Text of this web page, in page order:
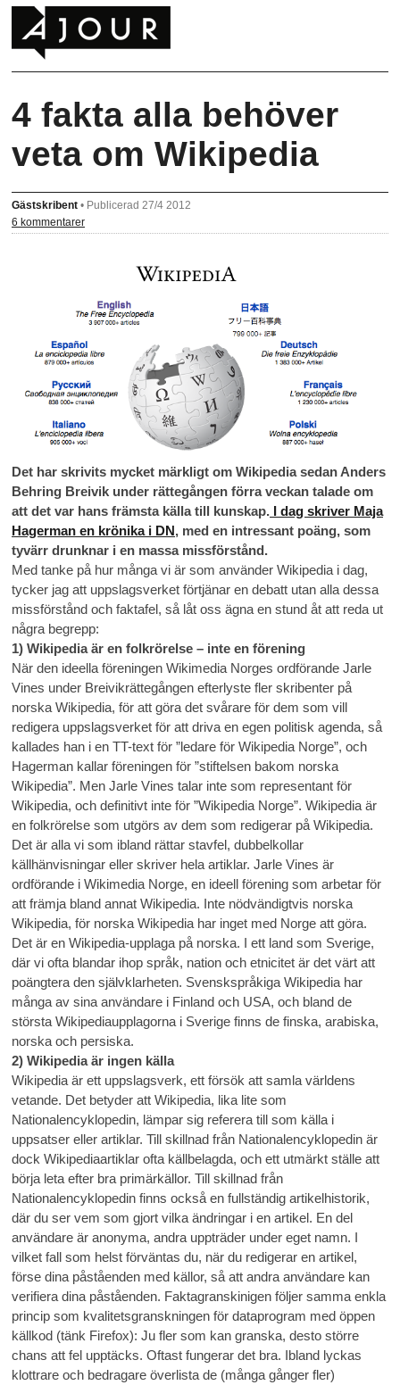
4 fakta alla behöver
veta om Wikipedia
Gästskribent • Publicerad 27/4 2012
6 kommentarer
Det har skrivits mycket märkligt om Wikipedia sedan Anders
Behring Breivik under rättegången förra veckan talade om
att det var hans främsta källa till kunskap. I dag skriver Maja
Hagerman en krönika i DN, med en intressant poäng, som
tyvärr drunknar i en massa missförstånd.
Med tanke på hur många vi är som använder Wikipedia i dag,
tycker jag att uppslagsverket förtjänar en debatt utan alla dessa
missförstånd och faktafel, så låt oss ägna en stund åt att reda ut
några begrepp:
1) Wikipedia är en folkrörelse – inte en förening
När den ideella föreningen Wikimedia Norges ordförande Jarle
Vines under Breivikrättegången efterlyste fler skribenter på
norska Wikipedia, för att göra det svårare för dem som vill
redigera uppslagsverket för att driva en egen politisk agenda, så
kallades han i en TT-text för ”ledare för Wikipedia Norge”, och
Hagerman kallar föreningen för ”stiftelsen bakom norska
Wikipedia”. Men Jarle Vines talar inte som representant för
Wikipedia, och definitivt inte för ”Wikipedia Norge”. Wikipedia är
en folkrörelse som utgörs av dem som redigerar på Wikipedia.
Det är alla vi som ibland rättar stavfel, dubbelkollar
källhänvisningar eller skriver hela artiklar. Jarle Vines är
ordförande i Wikimedia Norge, en ideell förening som arbetar för
att främja bland annat Wikipedia. Inte nödvändigtvis norska
Wikipedia, för norska Wikipedia har inget med Norge att göra.
Det är en Wikipedia-upplaga på norska. I ett land som Sverige,
där vi ofta blandar ihop språk, nation och etnicitet är det värt att
poängtera den självklarheten. Svenskspråkiga Wikipedia har
många av sina användare i Finland och USA, och bland de
största Wikipediaupplagorna i Sverige finns de finska, arabiska,
norska och persiska.
2) Wikipedia är ingen källa
Wikipedia är ett uppslagsverk, ett försök att samla världens
vetande. Det betyder att Wikipedia, lika lite som
Nationalencyklopedin, lämpar sig referera till som källa i
uppsatser eller artiklar. Till skillnad från Nationalencyklopedin är
dock Wikipediaartiklar ofta källbelagda, och ett utmärkt ställe att
börja leta efter bra primärkällor. Till skillnad från
Nationalencyklopedin finns också en fullständig artikelhistorik,
där du ser vem som gjort vilka ändringar i en artikel. En del
användare är anonyma, andra uppträder under eget namn. I
vilket fall som helst förväntas du, när du redigerar en artikel,
förse dina påståenden med källor, så att andra användare kan
verifiera dina påståenden. Faktagranskinigen följer samma enkla
princip som kvalitetsgranskningen för dataprogram med öppen
källkod (tänk Firefox): Ju fler som kan granska, desto större
chans att fel upptäcks. Oftast fungerar det bra. Ibland lyckas
klottrare och bedragare överlista de (många gånger fler)